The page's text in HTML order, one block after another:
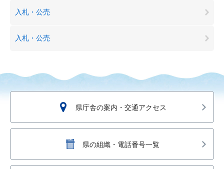
入札・公売
入札・公売
県庁舎の案内・交通アクセス
県の組織・電話番号一覧